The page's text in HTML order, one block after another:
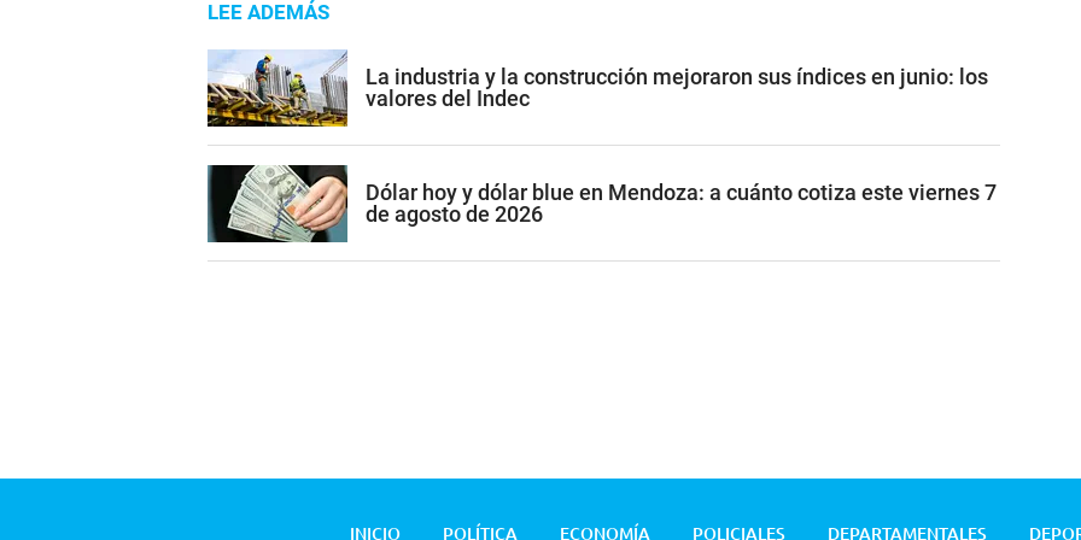
LEE ADEMÁS
La industria y la construcción mejoraron sus índices en junio: los
valores del Indec
Dólar hoy y dólar blue en Mendoza: a cuánto cotiza este viernes 7
de agosto de 2026
INICIO POLÍTICA ECONOMÍA POLICIALES DEPARTAMENTALES